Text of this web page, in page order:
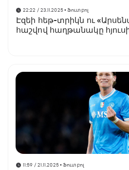
22:22 / 23.11.2025• Ֆուտբոլ
Էզեի հեթ-տրիկն ու
հաշվով հաղթանակը
11:59 / 21.11.2025• Ֆուտբոլ